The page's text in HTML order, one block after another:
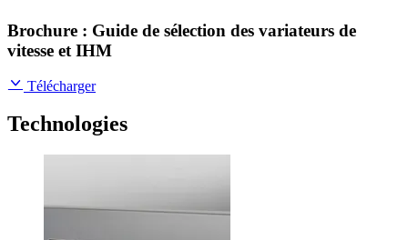
Brochure : Guide de sélection des variateurs de
vitesse et IHM
Télécharger
Technologies